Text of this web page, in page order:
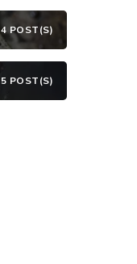
4 POST(S)
5 POST(S)